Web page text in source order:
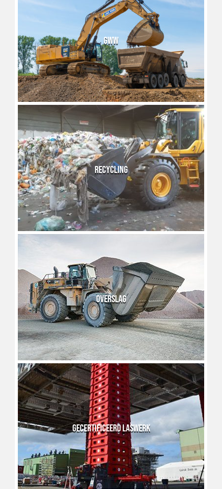
GWW
RECYCLING
OVERSLAG
GECERTIFICEERD LASWERK